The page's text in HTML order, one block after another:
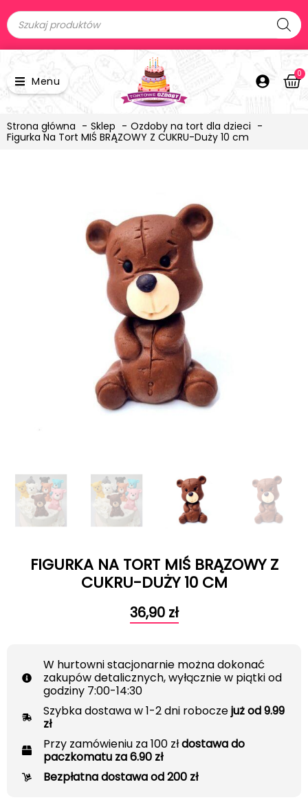
Menu
0
Strona główna Sklep
Ozdoby na tort dla dzieci
Figurka Na Tort MIŚ BRĄZOWY Z CUKRU-Duży 10 cm
FIGURKA NA TORT MIŚ BRĄZOWY Z
CUKRU-DUŻY 10 CM
36,90 zł
W hurtowni stacjonarnie można dokonać
zakupów detalicznych, wyłącznie w piątki od
godziny 7:00-14:30
Szybka dostawa w 1-2 dni roboczejuż od 9.99
zł
Przy zamówieniu za 100 złdostawa do
paczkomatu za 6.90 zł
Bezpłatna dostawa od 200 zł